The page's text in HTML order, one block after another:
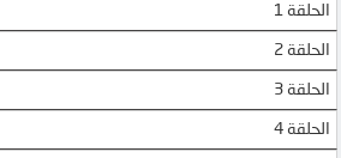
الحلقة 1
الحلقة 2
الحلقة 3
الحلقة 4